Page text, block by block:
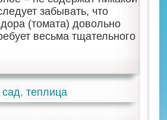
забывать, что
(томата) довольно
весьма тщательного
сад,теплица